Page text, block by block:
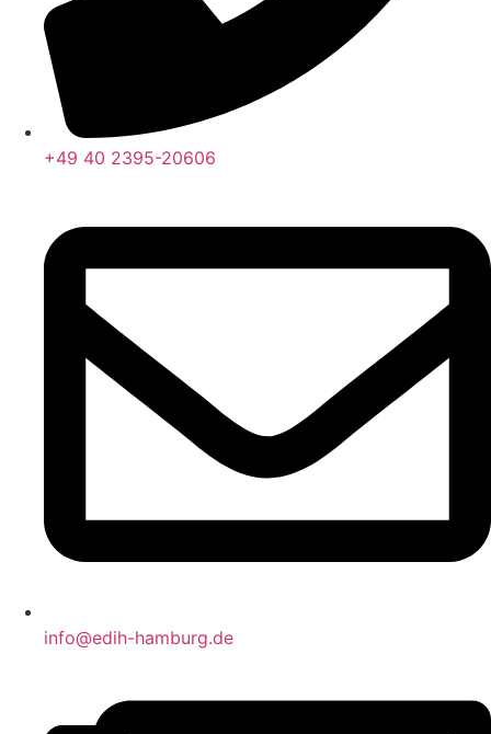
+49 40 2395-20606
info@edih-hamburg.de